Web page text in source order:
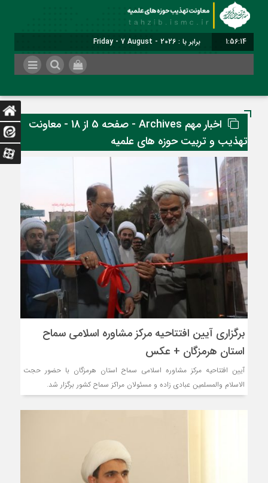
1:56:15 برابر با : Friday - 7 August - 2026
اخبار مهم Archives - صفحه 5 از 18 - معاونت
تهذیب و تربیت حوزه های علمیه
برگزاری آیین افتتاحیه مرکز مشاوره اسلامی سماح
استان هرمزگان + عکس
آیین افتتاحیه مرکز مشاوره اسلامی سماح استان هرمزگان با حضور حجت‌
الاسلام‌ والمسلمین عبادی زاده و مسئولان مراکز سماح کشور برگزار شد.